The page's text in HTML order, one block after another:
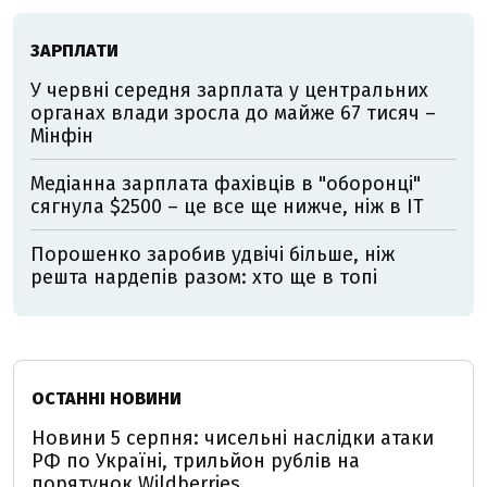
ЗАРПЛАТИ
У червні середня зарплата у центральних
органах влади зросла до майже 67 тисяч –
Мінфін
Медіанна зарплата фахівців в "оборонці"
сягнула $2500 – це все ще нижче, ніж в IT
Порошенко заробив удвічі більше, ніж
решта нардепів разом: хто ще в топі
ОСТАННІ НОВИНИ
Новини 5 серпня: чисельні наслідки атаки
РФ по Україні, трильйон рублів на